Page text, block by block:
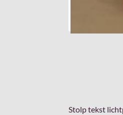
Stolp tekst